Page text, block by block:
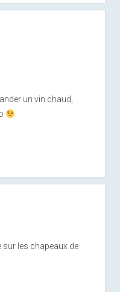
un vin chaud,
sur les chapeaux de